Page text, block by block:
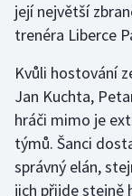
její největší
trenéra Liberce
Kvůli hostování
Jan Kuchta,
hráči mimo je
týmů. Šanci
správný elán,
jich přijde stejně